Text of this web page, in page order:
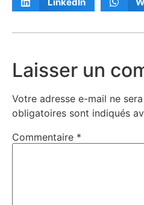
Laisser un
Votre adresse e-mail ne
obligatoires sont indiqués
Commentaire *